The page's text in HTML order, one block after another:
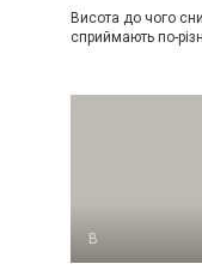
Висота до чого
сприймають по-
В